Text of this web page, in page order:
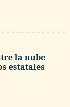
la nube
estatales